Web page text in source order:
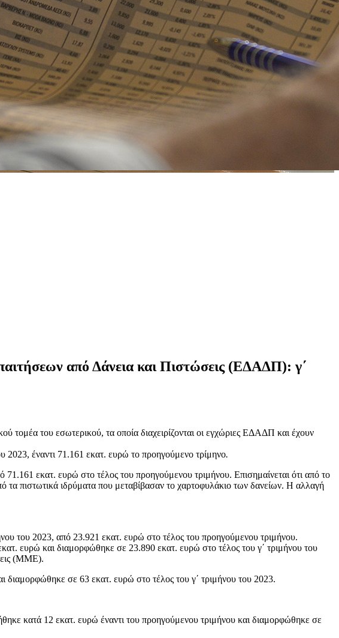
από Δάνεια και Πιστώσεις (ΕΔΑΔΠ): γ΄
τομέα του εσωτερικού, τα οποία διαχειρίζονται οι εγχώριες ΕΔΑΔΠ και έχουν
2023, έναντι 71.161 εκατ. ευρώ το προηγούμενο τρίμηνο.
εκατ. ευρώ στο τέλος του προηγούμενου τριμήνου. Επισημαίνεται ότι από το
τα πιστωτικά ιδρύματα που μεταβίβασαν το χαρτοφυλάκιο των δανείων. Η αλλαγή
του 2023, από 23.921 εκατ. ευρώ στο τέλος του προηγούμενου τριμήνου.
ευρώ και διαμορφώθηκε σε 23.890 εκατ. ευρώ στο τέλος του γ΄ τριμήνου του
(ΜΜΕ).
διαμορφώθηκε σε 63 εκατ. ευρώ στο τέλος του γ΄ τριμήνου του 2023.
κατά 12 εκατ. ευρώ έναντι του προηγούμενου τριμήνου και διαμορφώθηκε σε